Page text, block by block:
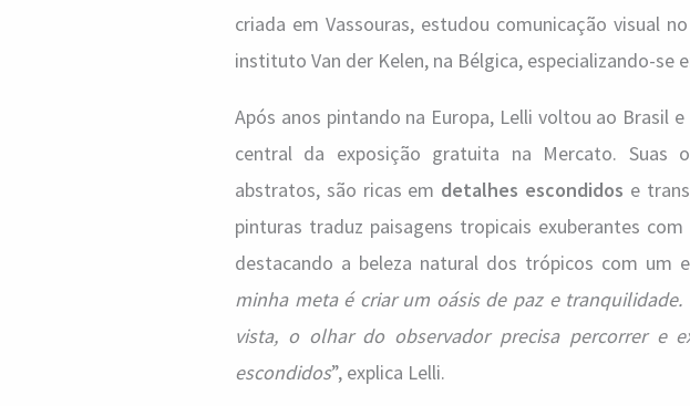
criada em Vassouras, estudou comunicação visual
instituto Van der Kelen, na Bélgica, especializando-se
Após anos pintando na Europa, Lelli voltou ao Brasil
central da exposição gratuita na Mercato. Suas
abstratos, são ricas em detalhes escondidos e
pinturas traduz paisagens tropicais exuberantes
destacando a beleza natural dos trópicos com um
minha meta é criar um oásis de paz e
vista, o olhar do observador precisa percorrer e
escondidos”, explica Lelli.